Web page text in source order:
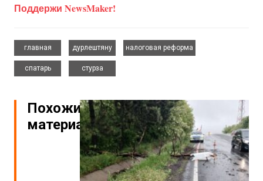
Поддержи NewsMaker!
главная
дурлештяну
налоговая реформа
спатарь
стурза
Похожие
материалы